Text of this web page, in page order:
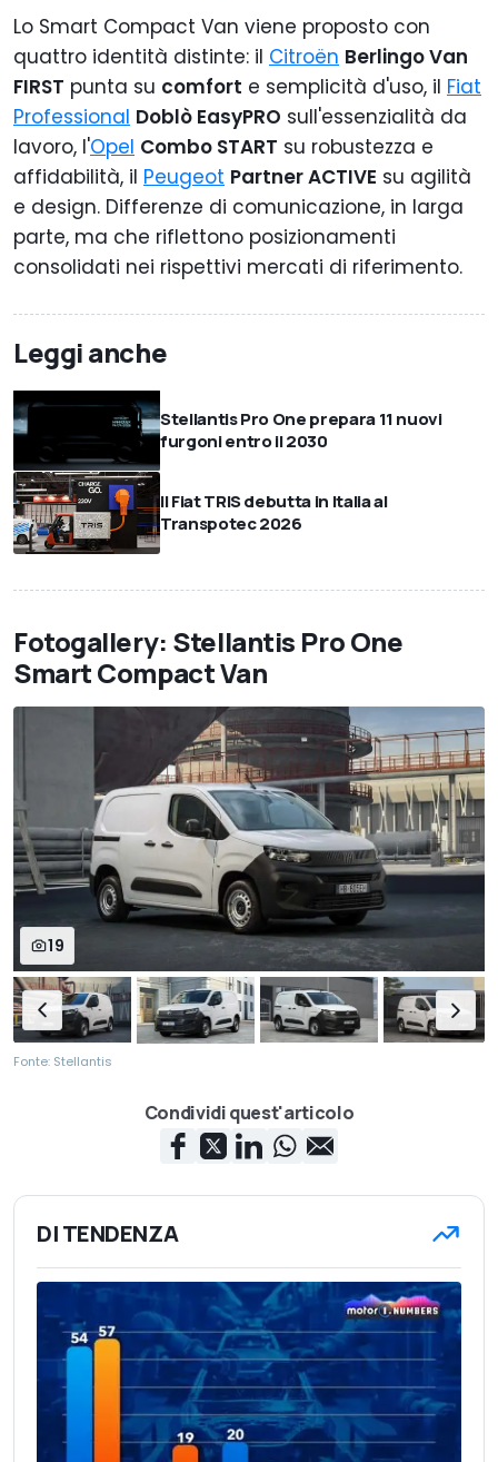
Lo Smart Compact Van viene proposto con
quattro identità distinte: il Citroën Berlingo Van
FIRST punta su comfort e semplicità d'uso, il Fiat
Professional Doblò EasyPRO sull'essenzialità da
lavoro, l'Opel Combo START su robustezza e
affidabilità, il Peugeot Partner ACTIVE su agilità
e design. Differenze di comunicazione, in larga
parte, ma che riflettono posizionamenti
consolidati nei rispettivi mercati di riferimento.
Leggi anche
Stellantis Pro One prepara 11 nuovi
furgoni entro il 2030
Il Fiat TRIS debutta in Italia al
Transpotec 2026
Fotogallery: Stellantis Pro One
Smart Compact Van
19
Fonte: Stellantis
Condividi quest'articolo
DI TENDENZA